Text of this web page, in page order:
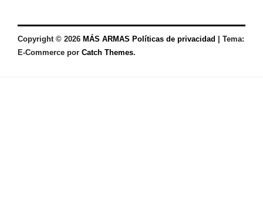
Copyright © 2026 MÁS ARMAS Políticas de privacidad | Tema:
E-Commerce por Catch Themes.